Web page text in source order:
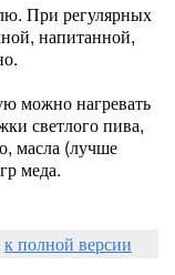
При регулярных
напитанной,
можно нагревать
светлого пива,
масла (лучше
меда.
к полной версии